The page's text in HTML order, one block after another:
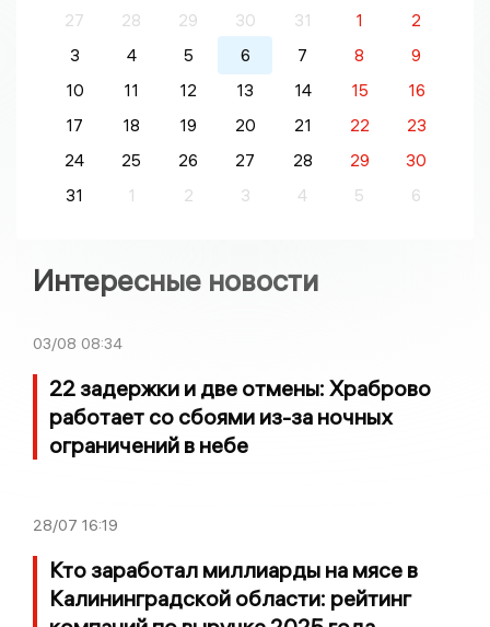
27
28 29 30 31 1
2
3
4 5 6 7 8
9
10
11 12 13 14 15
16
17
18 19 20 21 22
23
24
25 26 27 28 29
30
31
1 2 3 4 5 6
Интересные новости
03/08 08:34
22 задержки и две отмены: Храброво
работает со сбоями из-за ночных
ограничений в небе
28/07 16:19
Кто заработал миллиарды на мясе в
Калининградской области: рейтинг